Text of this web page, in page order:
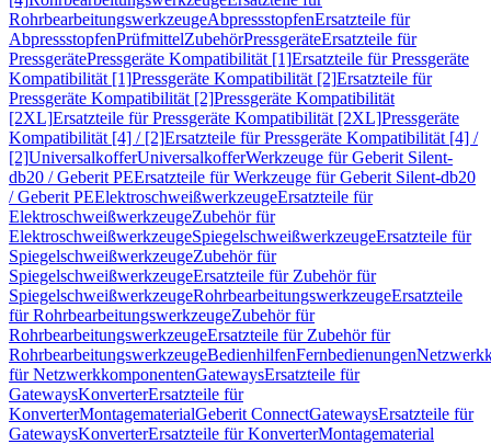
RohrbearbeitungswerkzeugeAbpressstopfenErsatzteile für
AbpressstopfenPrüfmittelZubehörPressgeräteErsatzteile für
PressgerätePressgeräte Kompatibilität [1]Ersatzteile für Pressgeräte
Kompatibilität [1]Pressgeräte Kompatibilität [2]Ersatzteile für
Pressgeräte Kompatibilität [2]Pressgeräte Kompatibilität
[2XL]Ersatzteile für Pressgeräte Kompatibilität [2XL]Pressgeräte
Kompatibilität [4] / [2]Ersatzteile für Pressgeräte Kompatibilität [4] /
[2]UniversalkofferUniversalkofferWerkzeuge für Geberit Silent-
db20 / Geberit PEErsatzteile für Werkzeuge für Geberit Silent-db20
/ Geberit PEElektroschweißwerkzeugeErsatzteile für
ElektroschweißwerkzeugeZubehör für
ElektroschweißwerkzeugeSpiegelschweißwerkzeugeErsatzteile für
SpiegelschweißwerkzeugeZubehör für
SpiegelschweißwerkzeugeErsatzteile für Zubehör für
SpiegelschweißwerkzeugeRohrbearbeitungswerkzeugeErsatzteile
für RohrbearbeitungswerkzeugeZubehör für
RohrbearbeitungswerkzeugeErsatzteile für Zubehör für
RohrbearbeitungswerkzeugeBedienhilfenFernbedienungen
für NetzwerkkomponentenGatewaysErsatzteile für
GatewaysKonverterErsatzteile für
KonverterMontagematerialGeberit ConnectGatewaysErsatzteile für
GatewaysKonverterErsatzteile für KonverterMontagematerial